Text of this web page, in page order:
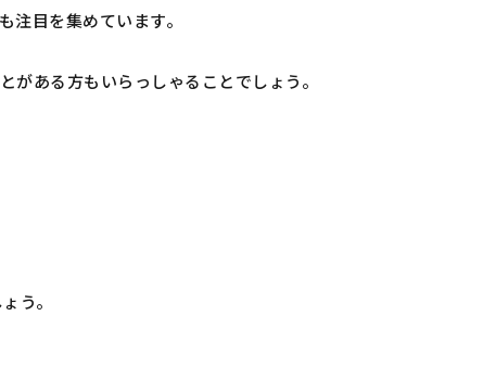
注目を集めています。
がある方もいらっしゃることでしょう。
う。